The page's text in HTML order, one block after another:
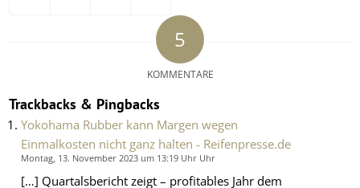
5
KOMMENTARE
Trackbacks & Pingbacks
Yokohama Rubber kann Margen wegen
Einmalkosten nicht ganz halten - Reifenpresse.de
Montag, 13. November 2023 um 13:19 Uhr Uhr
[…] Quartalsbericht zeigt – profitables Jahr dem